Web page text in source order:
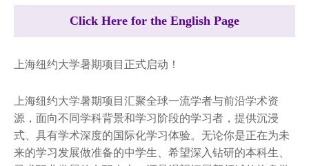
Click Here for the English Page
上海纽约大学暑期项目正式启动！
上海纽约大学暑期项目汇聚全球一流学者与前沿学术资
源，面向不同学科背景和学习阶段的学习者，提供沉浸
式、具有学术深度的国际化学习体验。无论你是正在为未
来的学习发展做准备的中学生、希望深入钻研的本科生、